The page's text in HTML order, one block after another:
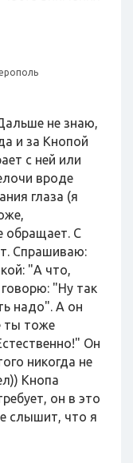
не знаю,
и за Кнопой
с ней или
вроде
глаза (я
обращает. С
Спрашиваю:
"А что,
"Ну так
надо". А он
ты тоже
Он
никогда не
Кнопа
он в это
слышит, что я